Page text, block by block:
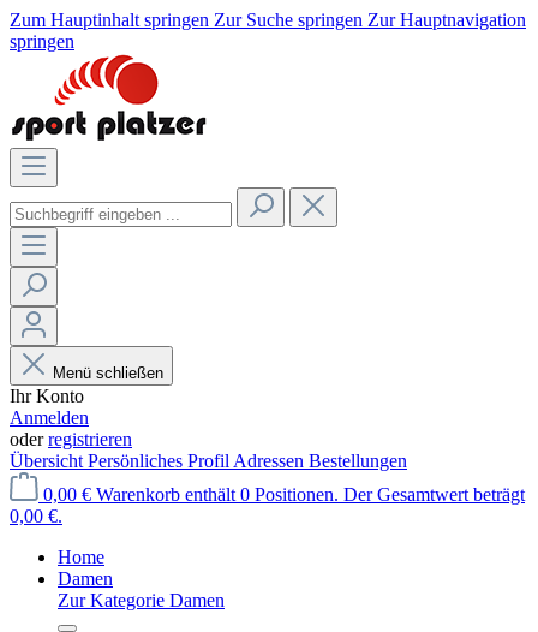
Zum Hauptinhalt springen Zur Suche springen Zur Hauptnavigation
springen
Menü schließen
Ihr Konto
Anmelden
oderregistrieren
Übersicht Persönliches Profil Adressen Bestellungen
0,00 € Warenkorb enthält 0 Positionen. Der Gesamtwert beträgt
0,00 €.
Home
Damen
Zur Kategorie Damen